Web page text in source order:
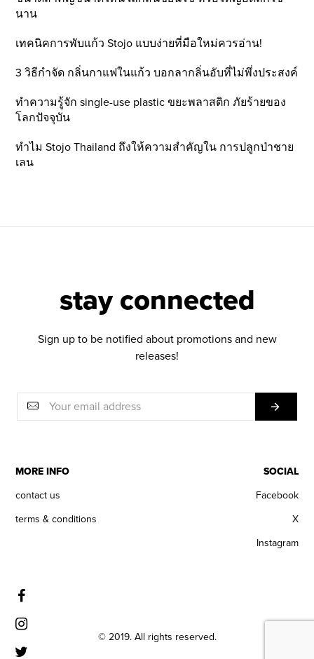
นาน
เทคนิคการพับแก้ว Stojo แบบง่ายที่มือใหม่ควรอ่าน!
3 วิธีกำจัด กลิ่นกาแฟในแก้ว บอกลากลิ่นอับที่ไม่พึ่งประสงค์
ทำความรู้จัก single-use plastic ขยะพลาสติก ภัยร้ายของ
โลกปัจจุบัน
ทำไม Stojo Thailand ถึงให้ความสำคัญใน การปลูกป่าชาย
เลน
stay connected
Sign up to be notified about promotions and new
releases!
MORE INFO
contact us
terms & conditions
SOCIAL
Facebook
X
Instagram
© 2019. All rights reserved.